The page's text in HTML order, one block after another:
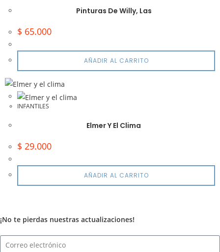
Pinturas De Willy, Las
$ 65.000
AÑADIR AL CARRITO
INFANTILES
Elmer Y El Clima
$ 29.000
AÑADIR AL CARRITO
¡No te pierdas nuestras actualizaciones!